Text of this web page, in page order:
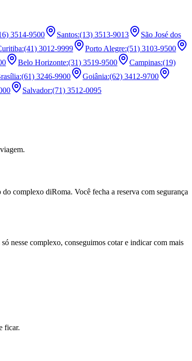
3514-9500 Santos:(13) 3513-9013
São José dos
:(41) 3012-9999 Porto Alegre:(51) 3103-9500
Belo Horizonte:(31) 3519-9500 Campinas:(19)
:(61) 3246-9900 Goiânia:(62) 3412-9700
Salvador:(71) 3512-0095
complexo diRoma. Você fecha a reserva com segurança
nesse complexo, conseguimos cotar e indicar com mais
ficar.